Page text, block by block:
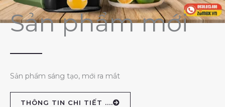
Sản phẩm mới
Sản phẩm sáng tạo, mới ra mắt
THÔNG TIN CHI TIẾT ....